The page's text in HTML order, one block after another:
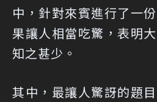
中，針對來賓進行了一
果讓人相當吃驚，表明
知之甚少。
其中，最讓人驚訝的題